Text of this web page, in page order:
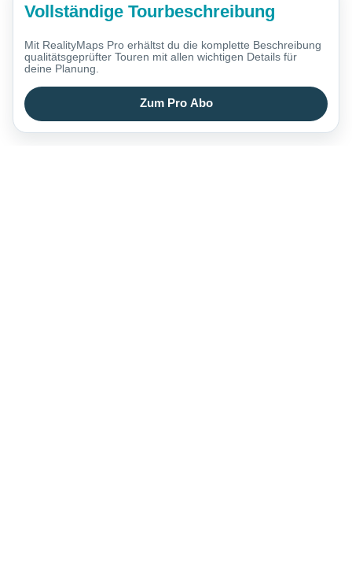
Vollständige Tourbeschreibung
Mit RealityMaps Pro erhältst du die komplette Beschreibung
qualitätsgeprüfter Touren mit allen wichtigen Details für
deine Planung.
Zum Pro Abo